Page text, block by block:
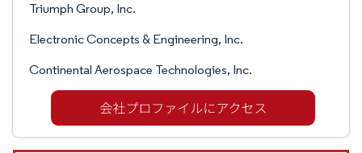
Triumph Group, Inc.
Electronic Concepts & Engineering, Inc.
Continental Aerospace Technologies, Inc.